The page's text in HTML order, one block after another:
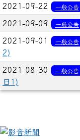
2021-09-22 一般公告
2021-09-09 一般公告
2021-09-01 一般公告
2)
2021-08-30 一般公告
日1)